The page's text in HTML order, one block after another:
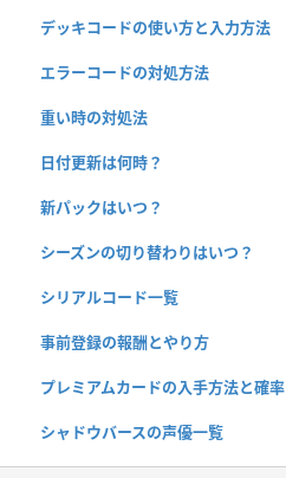
デッキコードの使い方と入力方法
エラーコードの対処方法
重い時の対処法
日付更新は何時？
新パックはいつ？
シーズンの切り替わりはいつ？
シリアルコード一覧
事前登録の報酬とやり方
プレミアムカードの入手方法と確率
シャドウバースの声優一覧